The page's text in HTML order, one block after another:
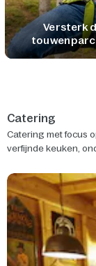
Versterk
Catering
Catering met focus
verfijnde keuken,